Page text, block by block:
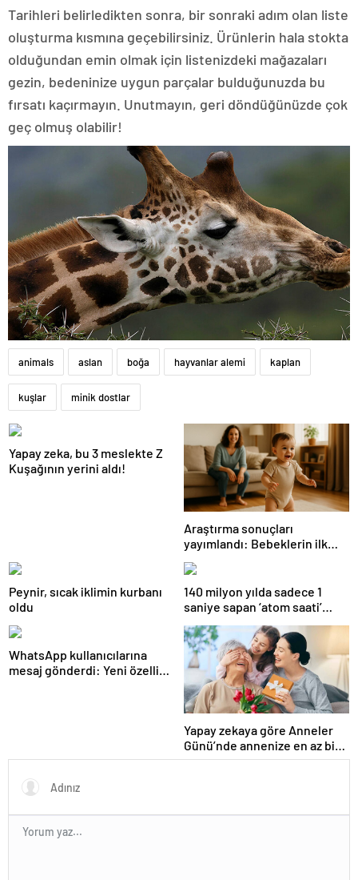
Tarihleri belirledikten sonra, bir sonraki adım olan liste
oluşturma kısmına geçebilirsiniz. Ürünlerin hala stokta
olduğundan emin olmak için listenizdeki mağazaları
gezin, bedeninize uygun parçalar bulduğunuzda bu
fırsatı kaçırmayın. Unutmayın, geri döndüğünüzde çok
geç olmuş olabilir!
animals aslan boğa hayvanlar alemi kaplan
kuşlar minik dostlar
Yapay zeka, bu 3 meslekte Z
Kuşağının yerini aldı!
Araştırma sonuçları
yayımlandı: Bebeklerin ilk
etkisi
Peynir, sıcak iklimin kurbanı
oldu
140 milyon yılda sadece 1
saniye sapan ‘atom saati’
WhatsApp kullanıcılarına
mesaj gönderdi: Yeni özellik
Yapay zekaya göre Anneler
Günü’nde annenize en az bir
kez vermeniz gereken